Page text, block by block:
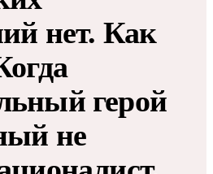
нет. Как
герой
не